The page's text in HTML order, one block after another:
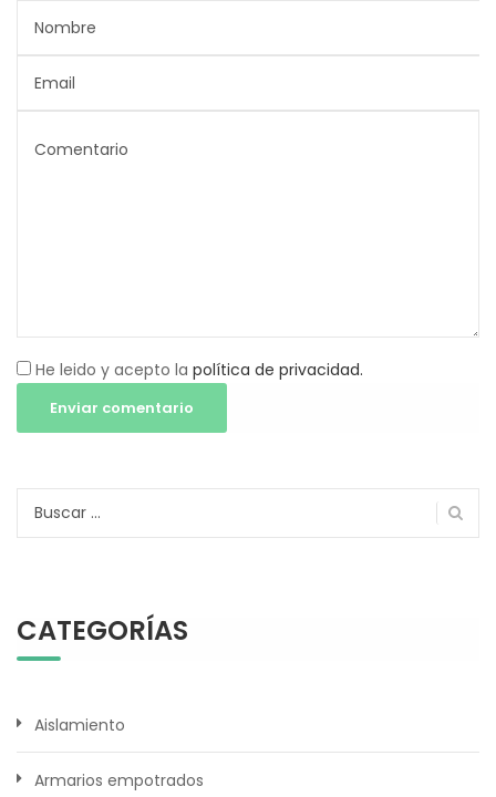
He leido y acepto la política de privacidad.
CATEGORÍAS
Aislamiento
Armarios empotrados